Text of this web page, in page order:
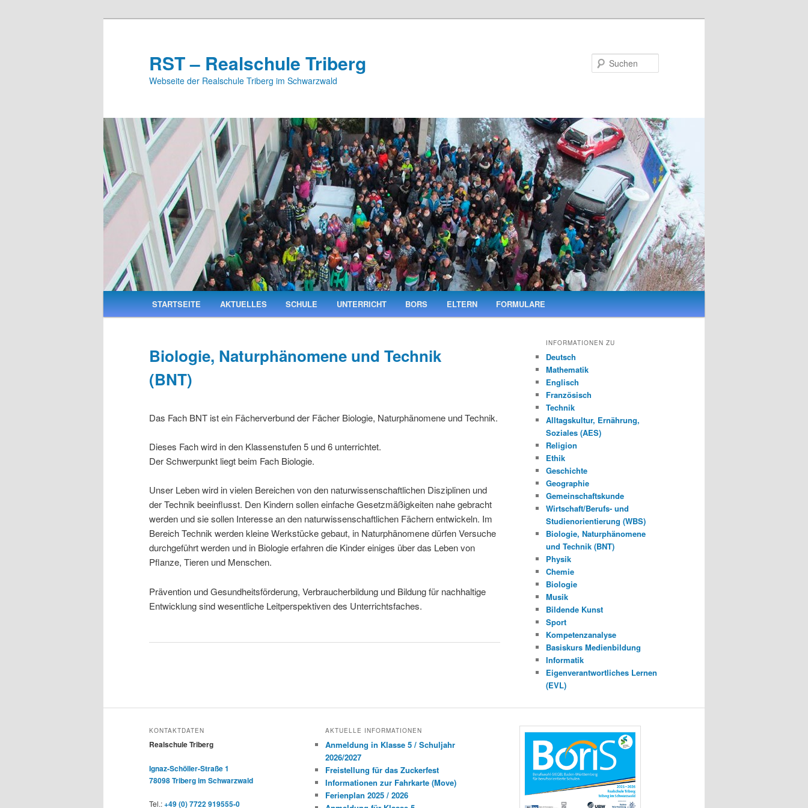
RST – Realschule Triberg
Webseite der Realschule Triberg im Schwarzwald
Hauptmenü STARTSEITE AKTUELLES SCHULE UNTERRICHT BORS ELTERN FORMULARE
Biologie, Naturphänomene und Technik
(BNT)
Das Fach BNT ist ein Fächerverbund der Fächer Biologie, Naturphänomene und Technik.
Dieses Fach wird in den Klassenstufen 5 und 6 unterrichtet.
Der Schwerpunkt liegt beim Fach Biologie.
Unser Leben wird in vielen Bereichen von den naturwissenschaftlichen Disziplinen und
der Technik beeinflusst. Den Kindern sollen einfache Gesetzmäßigkeiten nahe gebracht
werden und sie sollen Interesse an den naturwissenschaftlichen Fächern entwickeln. Im
Bereich Technik werden kleine Werkstücke gebaut, in Naturphänomene dürfen Versuche
durchgeführt werden und in Biologie erfahren die Kinder einiges über das Leben von
Pflanze, Tieren und Menschen.
Prävention und Gesundheitsförderung, Verbraucherbildung und Bildung für nachhaltige
Entwicklung sind wesentliche Leitperspektiven des Unterrichtsfaches.
INFORMATIONEN ZU
Deutsch
Mathematik
Englisch
Französisch
Technik
Alltagskultur, Ernährung,
Soziales (AES)
Religion
Ethik
Geschichte
Geographie
Gemeinschaftskunde
Wirtschaft/Berufs- und
Studienorientierung (WBS)
Biologie, Naturphänomene
und Technik (BNT)
Physik
Chemie
Biologie
Musik
Bildende Kunst
Sport
Kompetenzanalyse
Basiskurs Medienbildung
Informatik
Eigenverantwortliches Lernen
(EVL)
KONTAKTDATEN
Realschule Triberg
Ignaz-Schöller-Straße 1
78098 Triberg im Schwarzwald
Tel.:+49 (0) 7722 919555-0
AKTUELLE INFORMATIONEN
Anmeldung in Klasse 5 / Schuljahr
2026/2027
Freistellung für das Zuckerfest
Informationen zur Fahrkarte (Move)
Ferienplan 2025 / 2026